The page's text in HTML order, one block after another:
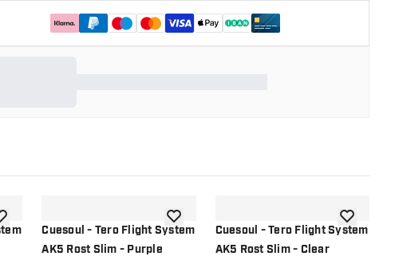
alla lista dei desideri
Cuesoul - Tero Flight System
AK5 Rost Slim - Purple
aggiungi alla lista dei desideri
Cuesoul - Tero Flight System
AK5 Rost Slim - Clear
aggiungi